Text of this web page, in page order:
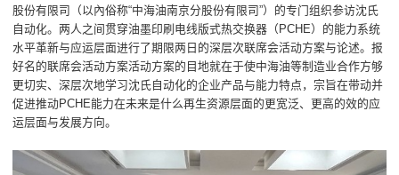
股份有限司（以內俗称“中海油南京分股份有限司”）的专门组织参访沈氏
自动化。两人之间贯穿油墨印刷电线版式热交换器（PCHE）的能力系统
水平革新与应运层面进行了期限两日的深层次联席会活动方案与论述。报
好名的联席会活动方案活动方案的目地就在于使中海油等制造业合作方够
更切实、深层次地学习沈氏自动化的企业产品与能力特点，宗旨在带动并
促进推动PCHE能力在未来是什么再生资源层面的更宽泛、更高的效的应
运层面与发展方向。